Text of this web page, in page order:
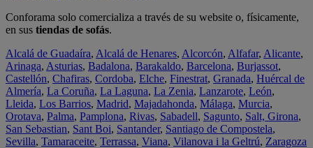
Conforama solo comercializa a través de su website o, físicamente,
en sus tiendas de sofás.
Alcalá de Guadaíra, Alcalá de Henares, Alcorcón, Alfafar, Alicante,
Arinaga, Asturias, Badalona, Barakaldo, Barcelona, Burjassot,
Castellón, Chafiras, Cordoba, Elche, Finestrat, Granada, Huércal de
Almería, La Coruña, La Laguna, La Zenia, Lanzarote, León,
Lleida, Los Barrios, Madrid, Majadahonda, Málaga, Murcia,
Orotava, Palma, Pamplona, Rivas, Sabadell, Sagunto, Salt, Girona,
San Sebastian, Sant Boi, Santander, Santiago de Compostela,
Sevilla, Tamaraceite, Terrassa, Viana, Vilanova i la Geltrú, Zaragoza